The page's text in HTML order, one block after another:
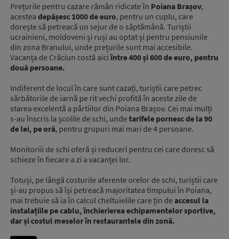
Prețurile pentru cazare rămân ridicate în Poiana Brașov,
acestea depășesc 1000 de euro, pentru un cuplu, care
dorește să petreacă un sejur de o săptămână. Turiștii
ucrainieni, moldoveni și ruși au optat și pentru pensiunile
din zona Branului, unde prețurile sunt mai accesibile.
Vacanța de Crăciun costă aiciîntre 400 și 600 de euro, pentru
două persoane.
Indiferent de locul în care sunt cazați, turiștii care petrec
sărbătorile de iarnă pe rit vechi profită în aceste zile de
starea excelentă a pârtiilor din Poiana Brașov. Cei mai mulți
s-au înscris la școlile de schi, undetarifele pornesc de la 90
de lei, pe oră, pentru grupuri mai mari de 4 persoane.
Monitoriii de schi oferă și reduceri pentru cei care doresc să
schieze în fiecare a zi a vacanței lor.
Totuși, pe lângă costurile aferente orelor de schi, turiștii care
și-au propus să își petreacă majoritatea timpului în Poiana,
mai trebuie să ia în calcul cheltuielile care țin deaccesul la
instalațiile pe cablu, închierierea echipamentelor sportive,
dar și costul meselor în restaurantele din zonă.